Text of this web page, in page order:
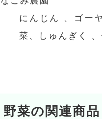
にんじん 、ゴー
菜、しゅんぎく
野菜の関連商品